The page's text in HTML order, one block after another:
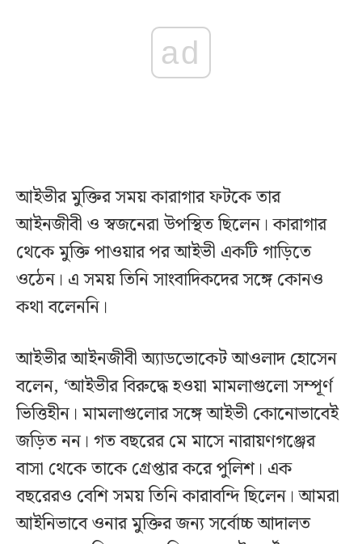
ad
আইভীর মুক্তির সময় কারাগার ফটকে তার
আইনজীবী ও স্বজনেরা উপস্থিত ছিলেন। কারাগার
থেকে মুক্তি পাওয়ার পর আইভী একটি গাড়িতে
ওঠেন। এ সময় তিনি সাংবাদিকদের সঙ্গে কোনও
কথা বলেননি।
আইভীর আইনজীবী অ্যাডভোকেট আওলাদ হোসেন
বলেন, ‘আইভীর বিরুদ্ধে হওয়া মামলাগুলো সম্পূর্ণ
ভিত্তিহীন। মামলাগুলোর সঙ্গে আইভী কোনোভাবেই
জড়িত নন। গত বছরের মে মাসে নারায়ণগঞ্জের
বাসা থেকে তাকে গ্রেপ্তার করে পুলিশ। এক
বছরেরও বেশি সময় তিনি কারাবন্দি ছিলেন। আমরা
আইনিভাবে ওনার মুক্তির জন্য সর্বোচ্চ আদালত